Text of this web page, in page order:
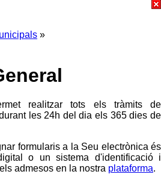
»
realitzar tots els tràmits de
les 24h del dia els 365 dies de
formularis a la Seu electrònica és
o un sistema d'identificació i
admesos en la nostra plataforma.